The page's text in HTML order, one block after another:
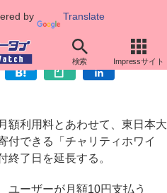
by Translate
検索 Impressサイト
ト」、受付期間を延長
利用料とあわせて、東日本大
付できる「チャリティホワイ
終了日を延長する。
ーザーが月額10円支払う